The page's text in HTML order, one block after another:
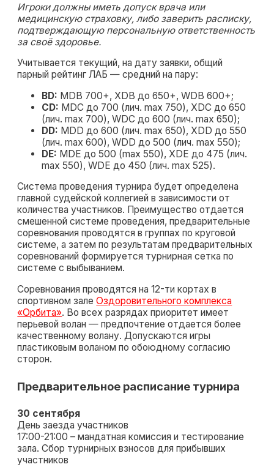
Игроки должны иметь допуск врача или
медицинскую страховку, либо заверить расписку,
подтверждающую персональную ответственность
за своё здоровье.
Учитывается текущий, на дату заявки, общий
парный рейтинг ЛАБ — средний на пару:
BD: MDB 700+, XDB до 650+, WDB 600+;
CD: MDC до 700 (лич. max 750), XDС до 650
(лич. max 700), WDC до 600 (лич. max 650);
DD: MDD до 600 (лич. max 650), XDD до 550
(лич. max 600), WDD до 500 (лич. max 550);
DE: MDЕ до 500 (max 550), XDЕ до 475 (лич.
max 550), WDЕ до 450 (лич. max 525).
Система проведения турнира будет определена
главной судейской коллегией в зависимости от
количества участников. Преимущество отдается
смешенной системе проведения, предварительные
соревнования проводятся в группах по круговой
системе, а затем по результатам предварительных
соревнований формируется турнирная сетка по
системе с выбыванием.
Соревнования проводятся на 12-ти кортах в
спортивном залеОздоровительного комплекса
«Орбита». Во всех разрядах приоритет имеет
перьевой волан — предпочтение отдается более
качественному волану. Допускаются игры
пластиковым воланом по обоюдному согласию
сторон.
Предварительное расписание турнира
30 сентября
День заезда участников
17:00-21:00 – мандатная комиссия и тестирование
зала. Сбор турнирных взносов для прибывших
участников